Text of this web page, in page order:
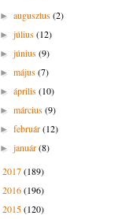
►augusztus(2)
►július(12)
►június(9)
►május(7)
►április(10)
►március(9)
►február(12)
►január(8)
2017(189)
2016(196)
2015(120)